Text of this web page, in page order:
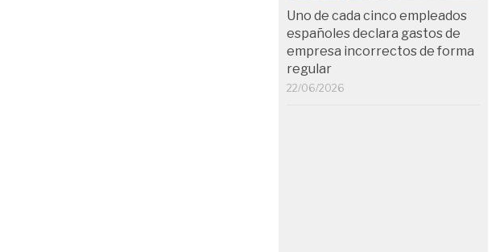
Uno de cada cinco empleados
españoles declara gastos de
empresa incorrectos de forma
regular
22/06/2026